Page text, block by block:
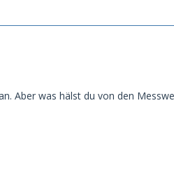
Aber was hälst du von den